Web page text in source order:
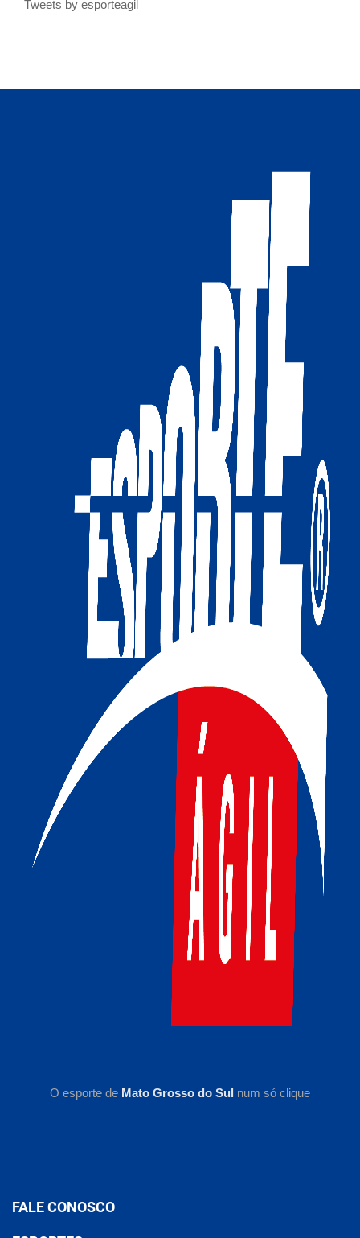
Tweets by esporteagil
O esporte de Mato Grosso do Sul num só clique
FALE CONOSCO